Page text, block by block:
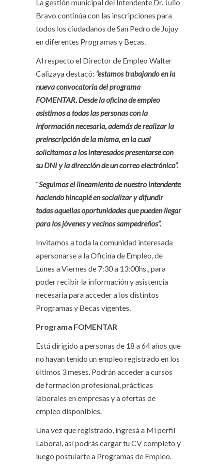
La gestión municipal del Intendente Dr. Julio
Bravo continúa con las inscripciones para
todos los ciudadanos de San Pedro de Jujuy
en diferentes Programas y Becas.
Al respecto el Director de Empleo Walter
Calizaya destacó: “estamos trabajando en la
nueva convocatoria del programa
FOMENTAR. Desde la oficina de empleo
asistimos a todas las personas con la
información necesaria, además de realizar la
preinscripción de la misma, en la cual
solicitamos a los interesados presentarse con
su DNI y la dirección de un correo electrónico”.
“Seguimos el lineamiento de nuestro intendente
haciendo hincapié en socializar y difundir
todas aquellas oportunidades que pueden llegar
para los jóvenes y vecinos sampedreños”.
Invitamos a toda la comunidad interesada
apersonarse a la Oficina de Empleo, de
Lunes a Viernes de 7:30 a 13:00hs., para
poder recibir la información y asistencia
necesaria para acceder a los distintos
Programas y Becas vigentes.
Programa FOMENTAR
Está dirigido a personas de 18 a 64 años que
no hayan tenido un empleo registrado en los
últimos 3 meses. Podrán acceder a cursos
de formación profesional, prácticas
laborales en empresas y a ofertas de
empleo disponibles.
Una vez que registrado, ingresá a Mi perfil
Laboral, así podrás cargar tu CV completo y
luego postularte a Programas de Empleo.